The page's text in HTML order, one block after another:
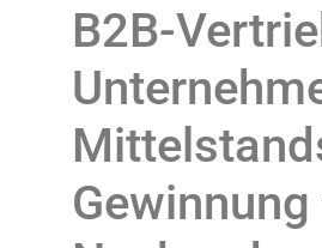
B2B-
Gewinnung